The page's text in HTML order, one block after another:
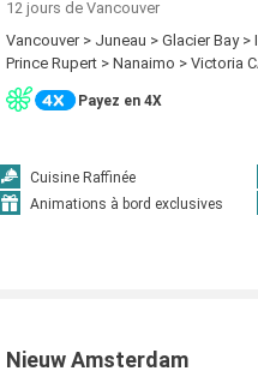
12 jours de Vancouver
Vancouver > Juneau > Glacier Bay >
Prince Rupert > Nanaimo > Victoria
Payez en 4X
Cuisine Raffinée
Animations à bord exclusives
Nieuw Amsterdam